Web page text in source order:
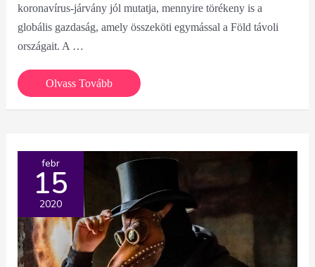
koronavírus-járvány jól mutatja, mennyire törékeny is a
globális gazdaság, amely összeköti egymással a Föld távoli
országait. A …
Lavylites
előrelátó
halad
Olvass Tovább
febr
15
2020